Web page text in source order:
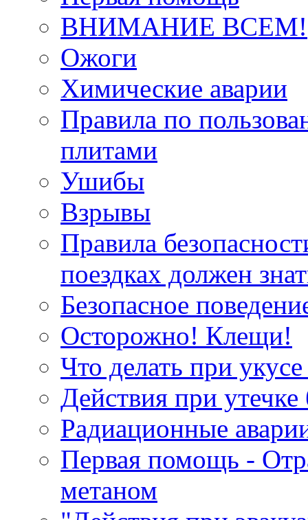
ВНИМАНИЕ ВСЕМ!
Ожоги
Химические аварии
Правила по
плитами
Ушибы
Взрывы
Правила
поездках должен
Безопасное
Осторожно! Клещи!
Что делать при
Действия при утечке
Радиационные
Первая помощь -
метаном